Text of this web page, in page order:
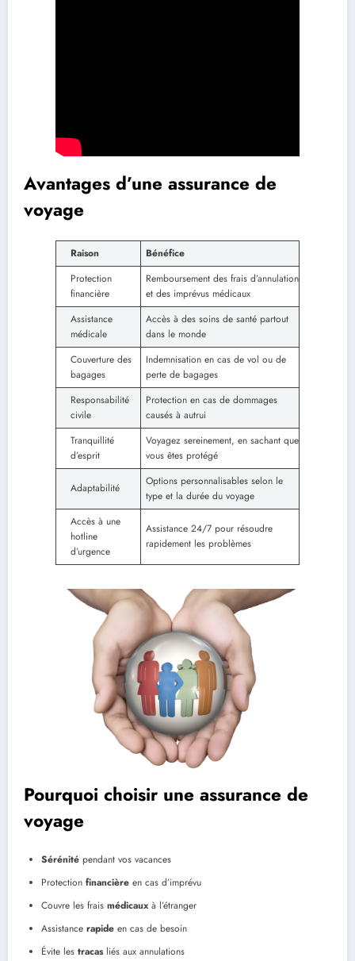
Avantages d’une assurance de
voyage
Raison
Bénéfice
Protection
financière
Remboursement des frais d’annulation
et des imprévus médicaux
Assistance
médicale
Accès à des soins de santé partout
dans le monde
Couverture des
bagages
Indemnisation en cas de vol ou de
perte de bagages
Responsabilité
civile
Protection en cas de dommages
causés à autrui
Tranquillité
d’esprit
Voyagez sereinement, en sachant que
vous êtes protégé
Adaptabilité
Options personnalisables selon le
type et la durée du voyage
Accès à une
hotline
d’urgence
Assistance 24/7 pour résoudre
rapidement les problèmes
Pourquoi choisir une assurance de
voyage
Sérénité pendant vos vacances
Protection financière en cas d’imprévu
Couvre les frais médicaux à l’étranger
Assistance rapide en cas de besoin
Évite les tracasliés aux annulations